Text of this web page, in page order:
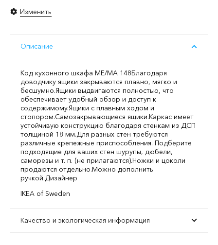
Изменить
Описание
Код кухонного шкафа ME/MA 148Благодаря
доводчику ящики закрываются плавно, мягко и
бесшумно.Ящики выдвигаются полностью, что
обеспечивает удобный обзор и доступ к
содержимому.Ящики с плавным ходом и
стопором.Самозакрывающиеся ящики.Каркас имеет
устойчивую конструкцию благодаря стенкам из ДСП
толщиной 18 мм.Для разных стен требуются
различные крепежные приспособления. Подберите
подходящие для ваших стен шурупы, дюбели,
саморезы и т. п. (не прилагаются).Ножки и цоколи
продаются отдельно.Можно дополнить
ручкой.Дизайнер
IKEA of Sweden
Качество и экологическая информация